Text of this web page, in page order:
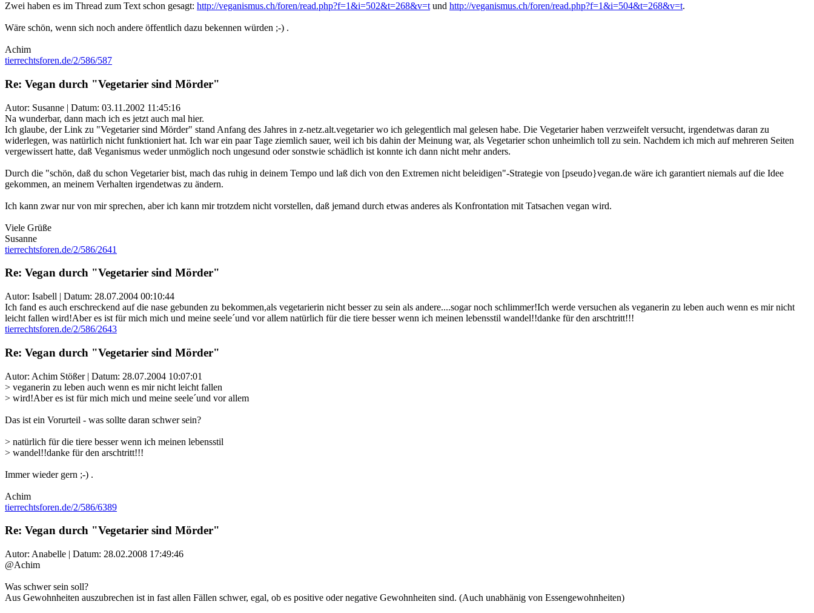
Zwei haben es im Thread zum Text schon gesagt: http://veganismus.ch/foren/read.php?f=1&i=502&t=268&v=t und http://veganismus.ch/foren/read.php?f=1&i=504&t=268&v=t.
Wäre schön, wenn sich noch andere öffentlich dazu bekennen würden ;-) .
Achim
tierrechtsforen.de/2/586/587
Re: Vegan durch "Vegetarier sind Mörder"
Autor: Susanne | Datum: 03.11.2002 11:45:16
Na wunderbar, dann mach ich es jetzt auch mal hier.
Ich glaube, der Link zu "Vegetarier sind Mörder" stand Anfang des Jahres in z-netz.alt.vegetarier wo ich gelegentlich mal gelesen habe. Die Vegetarier haben verzweifelt versucht, irgendetwas daran zu
widerlegen, was natürlich nicht funktioniert hat. Ich war ein paar Tage ziemlich sauer, weil ich bis dahin der Meinung war, als Vegetarier schon unheimlich toll zu sein. Nachdem ich mich auf mehreren Seiten
vergewissert hatte, daß Veganismus weder unmöglich noch ungesund oder sonstwie schädlich ist konnte ich dann nicht mehr anders.
Durch die "schön, daß du schon Vegetarier bist, mach das ruhig in deinem Tempo und laß dich von den Extremen nicht beleidigen"-Strategie von [pseudo}vegan.de wäre ich garantiert niemals auf die Idee
gekommen, an meinem Verhalten irgendetwas zu ändern.
Ich kann zwar nur von mir sprechen, aber ich kann mir trotzdem nicht vorstellen, daß jemand durch etwas anderes als Konfrontation mit Tatsachen vegan wird.
Viele Grüße
Susanne
tierrechtsforen.de/2/586/2641
Re: Vegan durch "Vegetarier sind Mörder"
Autor: Isabell | Datum: 28.07.2004 00:10:44
Ich fand es auch erschreckend auf die nase gebunden zu bekommen,als vegetarierin nicht besser zu sein als andere....sogar noch schlimmer!Ich werde versuchen als veganerin zu leben auch wenn es mir nicht
leicht fallen wird!Aber es ist für mich mich und meine seele´und vor allem natürlich für die tiere besser wenn ich meinen lebensstil wandel!!danke für den arschtritt!!!
tierrechtsforen.de/2/586/2643
Re: Vegan durch "Vegetarier sind Mörder"
Autor: Achim Stößer | Datum: 28.07.2004 10:07:01
> veganerin zu leben auch wenn es mir nicht leicht fallen
> wird!Aber es ist für mich mich und meine seele´und vor allem
Das ist ein Vorurteil - was sollte daran schwer sein?
> natürlich für die tiere besser wenn ich meinen lebensstil
> wandel!!danke für den arschtritt!!!
Immer wieder gern ;-) .
Achim
tierrechtsforen.de/2/586/6389
Re: Vegan durch "Vegetarier sind Mörder"
Autor: Anabelle | Datum: 28.02.2008 17:49:46
@Achim
Was schwer sein soll?
Aus Gewohnheiten auszubrechen ist in fast allen Fällen schwer, egal, ob es positive oder negative Gewohnheiten sind. (Auch unabhänig von Essengewohnheiten)